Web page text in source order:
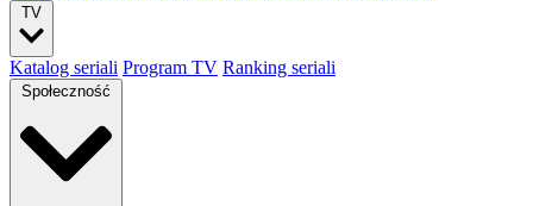
TV
Katalog seriali Program TV Ranking seriali
Społeczność